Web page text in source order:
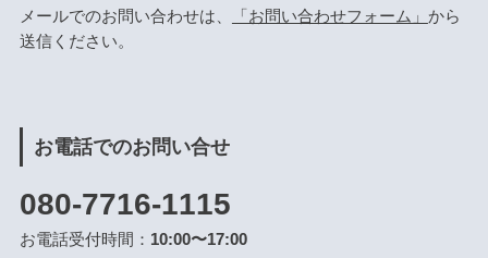
メールでのお問い合わせは、 「お問い合わせフォーム」 から
送信ください。
お電話でのお問い合せ
080-7716-1115
お電話受付時間： 10:00〜17:00